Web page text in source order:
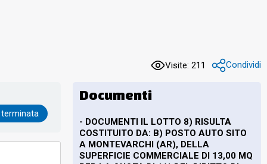
Visite: 211 Condividi
terminata
Documenti
- DOCUMENTI IL LOTTO 8) RISULTA
COSTITUITO DA: B) POSTO AUTO SITO
A MONTEVARCHI (AR), DELLA
SUPERFICIE COMMERCIALE DI 13,00 MQ